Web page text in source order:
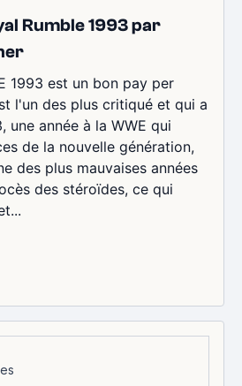
Rumble 1993 par
1993 est un bon pay per
l'un des plus critiqué et qui a
une année à la WWE qui
de la nouvelle génération,
des plus mauvaises années
des stéroïdes, ce qui